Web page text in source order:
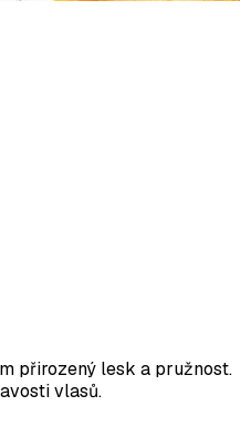
přirozený lesk a pružnost.
vlasů.